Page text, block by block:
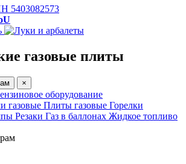
5403082573
газовые плиты
×
оборудование
газовые Плиты газовые Горелки
Резаки Газ в баллонах Жидкое топливо